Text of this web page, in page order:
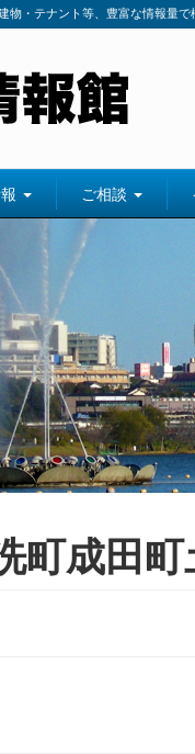
物・テナント等、豊富な情報量
ご相談
町成田町